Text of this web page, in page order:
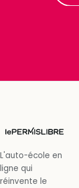
L'auto-école en
ligne qui
réinvente le